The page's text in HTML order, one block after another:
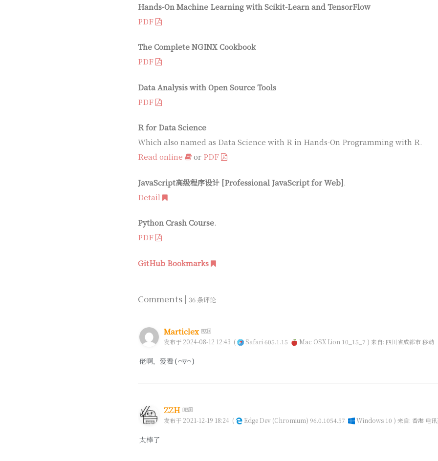
Hands-On Machine Learning with Scikit-Learn and TensorFlow
PDF
The Complete NGINX Cookbook
PDF
Data Analysis with Open Source Tools
PDF
R for Data Science
Which also named as Data Science with R in Hands-On Programming with R.
Read online
or PDF
JavaScript高级程序设计 [Professional JavaScript for Web].
Detail
Python Crash Course.
PDF
GitHub Bookmarks
Comments | 36 条评论
Marticlex
发布于 2024-08-12 12:43 ( Safari 605.1.15 Mac OSX Lion 10_15_7 ) 来自: 四川省成都市 移动
佬啊，爱看(⌒▽⌒)
ZZH
发布于 2021-12-19 18:24 ( Edge Dev (Chromium) 96.0.1054.57 Windows 10 ) 来自: 香港 电
太棒了